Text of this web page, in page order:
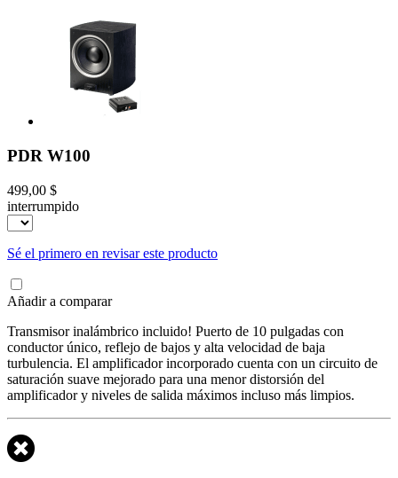
PDR W100
499,00 $
interrumpido
Sé el primero en revisar este producto
Añadir a comparar
Transmisor inalámbrico incluido! Puerto de 10 pulgadas con
conductor único, reflejo de bajos y alta velocidad de baja
turbulencia. El amplificador incorporado cuenta con un circuito de
saturación suave mejorado para una menor distorsión del
amplificador y niveles de salida máximos incluso más limpios.